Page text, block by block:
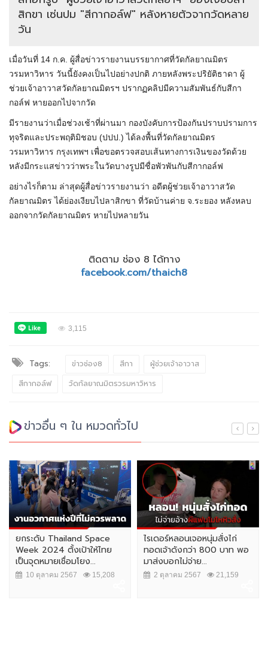
สิกขา เซ่นปม "สีกากอล์ฟ" หลังหายตัวจากวัดหลาย
วัน
เมื่อวันที่ 14 ก.ค. ผู้สื่อข่าวรายงานบรรยากาศที่วัดกัลยาณมิตร
วรมหาวิหาร วันนี้ยังคงเป็นไปอย่างปกติ ภายหลังพระปริยัติธาดา ผู้
ช่วยเจ้าอาวาสวัดกัลยาณมิตรฯ ปรากฏคลิปมีความสัมพันธ์กับสีกา
กอล์ฟ หายออกไปจากวัด
มีรายงานว่าเมื่อช่วงเช้าที่ผ่านมา กองบังคับการป้องกันปราบปรามการ
ทุจริตและประพฤติมิชอบ (ปปป.) ได้ลงพื้นที่วัดกัลยาณมิตร
วรมหาวิหาร กรุงเทพฯ เพื่อขอตรวจสอบเส้นทางการเงินของวัดด้วย
หลังมีกระแสข่าวว่าพระในวัดบางรูปมีชื่อพัวพันกับสีกากอล์ฟ
อย่างไรก็ตาม ล่าสุดผู้สื่อข่าวรายงานว่า อดีตผู้ช่วยเจ้าอาวาสวัด
กัลยาณมิตร ได้ย่องเงียบไปลาสิกขา ที่วัดบ้านค่าย จ.ระยอง หลังหลบ
ออกจากวัดกัลยาณมิตร หายไปหลายวัน
ติดตาม ช่อง 8 ได้ทาง
facebook.com/thaich8
3,115
Tags: ข่าวช่อง8 สีกา
ผู้ช่วยเจ้าอาวาส
สีกากอล์ฟ
วัดกัลยาณมิตรวรมหาวิหาร
ข่าวอื่น ๆ ใน หมวดทั่วไป
ยกระดับ Thailand Space
Week 2024 ตั้งเป้าให้ไทย
เป็นจุดหมายเชื่อมโยง...
10 ตุลาคม 2567 15,208
ไรเดอร์หลอนเจอหนุ่มสั่งไก่
ทอดเจ้าดังกว่า 800 บาท พอ
มาส่งบอกไม่จ่าย...
2 ตุลาคม 2567 21,159